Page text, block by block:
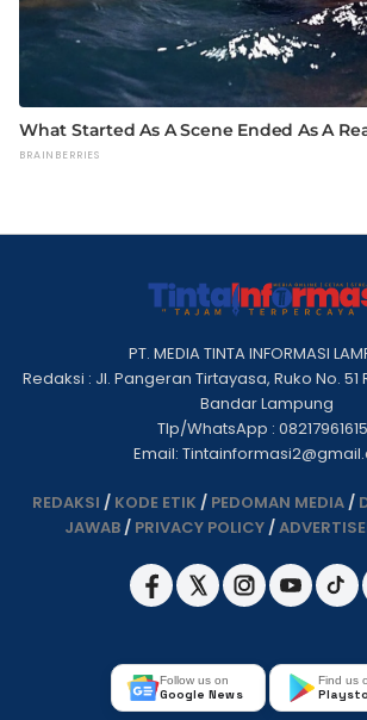
PT. MEDIA TINTA INFORMASI
Redaksi : Jl. Pangeran Tirtayasa, Ruko No. 51
Bandar Lampung
Tlp/WhatsApp :
Email:
REDAKSI / KODE ETIK / PEDOMAN MEDIA/
JAWAB/ PRIVACY POLICY/
Follow us on
Google News
Find us